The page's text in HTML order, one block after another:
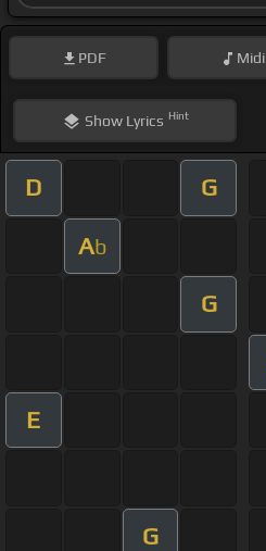
PDF Midi
ShowLyrics Hint
D G
Ab
G
E
G